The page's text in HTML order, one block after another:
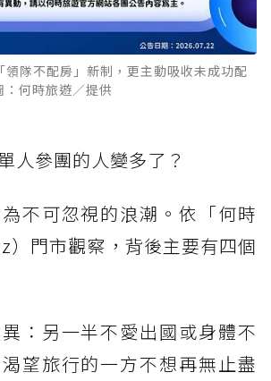
隊不配房」新制，更主動吸收未成功配
何時旅遊／提供
人參團的人變多了？
不可忽視的浪潮。依「何時
）門市觀察，背後主要有四個
：另一半不愛出國或身體不
望旅行的一方不想再無止盡